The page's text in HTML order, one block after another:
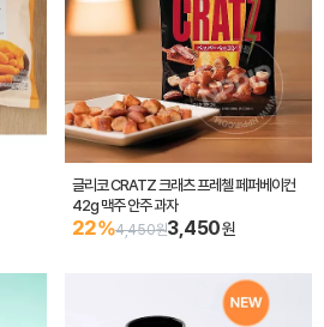
글리코 CRATZ 크래츠 프레첼 페퍼베이컨
42g 맥주 안주 과자
22%4,450원3,450원